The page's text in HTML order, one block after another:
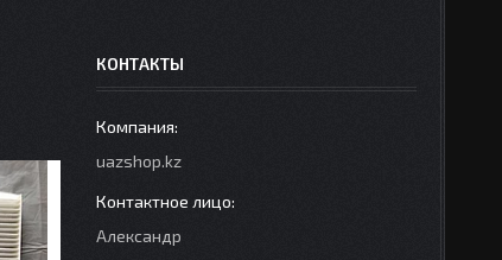
КОНТАКТЫ
uazshop.kz
Александр